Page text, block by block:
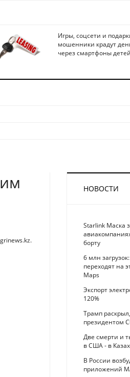
Игры, соцсети и
мошенники крадут
через смартфоны
НОВОСТИ
Starlink Маска
борту
6 млн
переходят на
Maps
Экспорт
120%
Трамп
президентом
Две смерти и
в США - в
В России
приложений